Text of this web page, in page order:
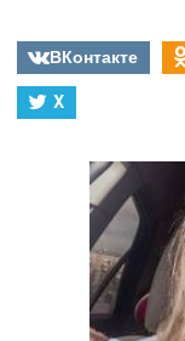
ВКонтакте
X